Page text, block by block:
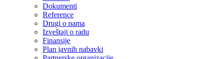
Dokumenti
Reference
Drugi o nama
Izveštaji o radu
Finansije
Plan javnih nabavki